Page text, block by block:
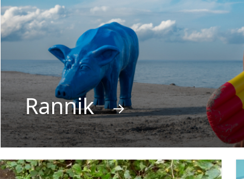
Rannik →